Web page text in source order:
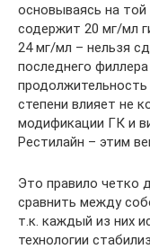
основываясь на
содержит 20 мг/мл
24 мг/мл – нельзя
последнего
степени влияет не
модификации ГК и
Рестилайн – этим
Это правило четко
сравнить между
т.к. каждый из них
технологии